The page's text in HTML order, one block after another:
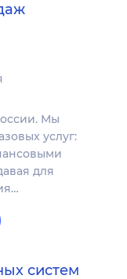
Мы
услуг:
для
систем